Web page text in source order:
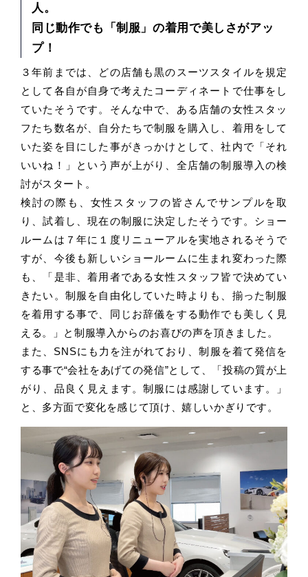
人。
同じ動作でも「制服」の着用で美しさがアッ
プ！
３年前までは、どの店舗も黒のスーツスタイルを規定
として各自が自身で考えたコーディネートで仕事をし
ていたそうです。そんな中で、ある店舗の女性スタッ
フたち数名が、自分たちで制服を購入し、着用をして
いた姿を目にした事がきっかけとして、社内で「それ
いいね！」という声が上がり、全店舗の制服導入の検
討がスタート。
検討の際も、女性スタッフの皆さんでサンプルを取
り、試着し、現在の制服に決定したそうです。ショー
ルームは７年に１度リニューアルを実地されるそうで
すが、今後も新しいショールームに生まれ変わった際
も、「是非、着用者である女性スタッフ皆で決めてい
きたい。制服を自由化していた時よりも、揃った制服
を着用する事で、同じお辞儀をする動作でも美しく見
える。」と制服導入からのお喜びの声を頂きました。
また、SNSにも力を注がれており、制服を着て発信を
する事で“会社をあげての発信”として、「投稿の質が上
がり、品良く見えます。制服には感謝しています。」
と、多方面で変化を感じて頂け、嬉しいかぎりです。